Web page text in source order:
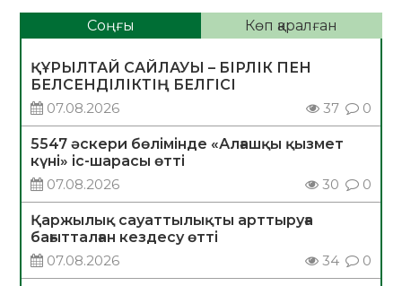
Соңғы Көп қаралған
ҚҰРЫЛТАЙ САЙЛАУЫ – БІРЛІК ПЕН
БЕЛСЕНДІЛІКТІҢ БЕЛГІСІ
07.08.2026
37 0
5547 әскери бөлімінде «Алғашқы қызмет
күні» іс-шарасы өтті
07.08.2026
30 0
Қаржылық сауаттылықты арттыруға
бағытталған кездесу өтті
07.08.2026
34 0